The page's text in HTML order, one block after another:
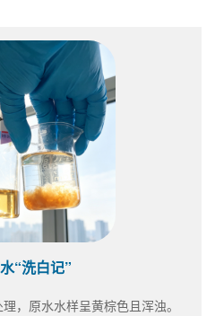
“洗白记”
，原水水样呈黄棕色且浑浊。